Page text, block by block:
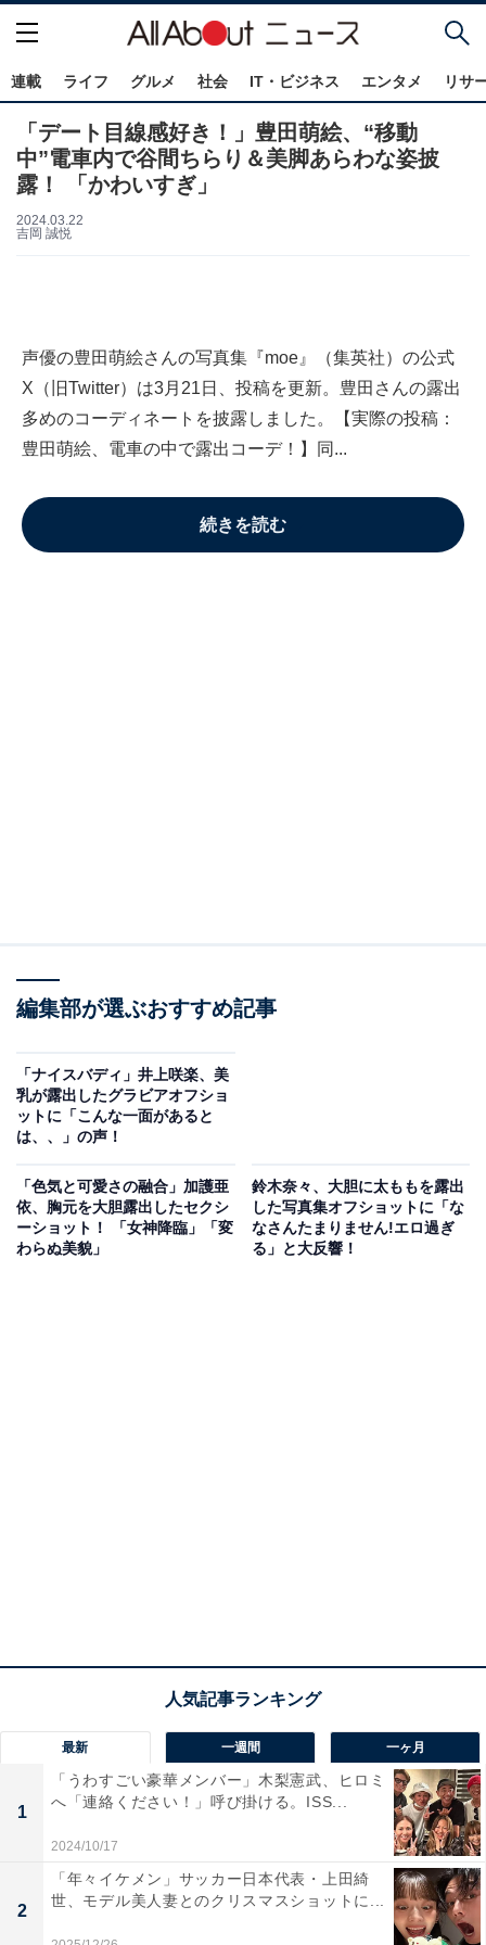
連載 ライフ グルメ 社会 IT・ビジネス エンタメ リサ
「デート目線感好き！」豊田萌絵、“移動
中”電車内で谷間ちらり＆美脚あらわな姿披
露！ 「かわいすぎ」
2024.03.22
吉岡 誠悦
声優の豊田萌絵さんの写真集『moe』（集英社）の公式
X（旧Twitter）は3月21日、投稿を更新。豊田さんの露出
多めのコーディネートを披露しました。【実際の投稿：
豊田萌絵、電車の中で露出コーデ！】同...
続きを読む
編集部が選ぶおすすめ記事
「ナイスバディ」井上咲楽、美
乳が露出したグラビアオフショ
ットに「こんな一面があると
は、、」の声！
「色気と可愛さの融合」加護亜
依、胸元を大胆露出したセクシ
ーショット！ 「女神降臨」「変
わらぬ美貌」
鈴木奈々、大胆に太ももを露出
した写真集オフショットに「な
なさんたまりません!エロ過ぎ
る」と大反響！
最新 一週間 一ヶ月
1
「うわすごい豪華メンバー」木梨憲武、ヒロミ
へ「連絡ください！」呼び掛ける。ISS...
2024/10/17
2
「年々イケメン」サッカー日本代表・上田綺
世、モデル美人妻とのクリスマスショットに...